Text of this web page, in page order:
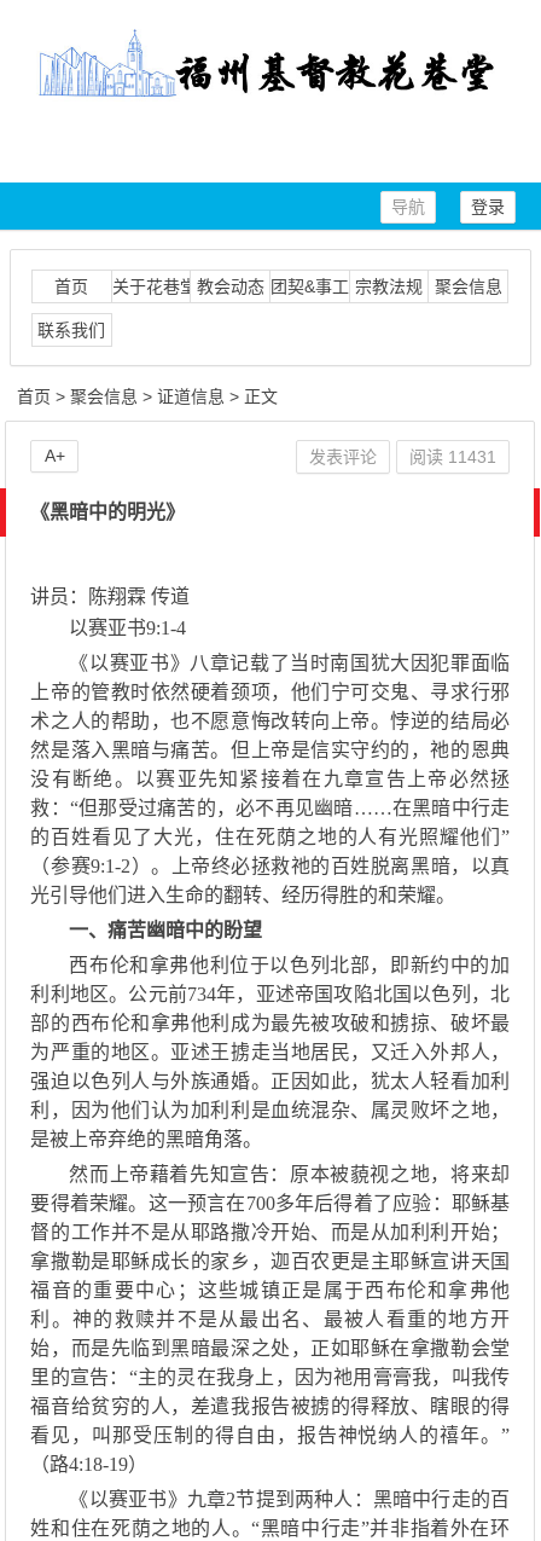
登录
导航
首页 关于花巷堂 教会动态 团契&事工 宗教法规 聚会信息
联系我们
首页 >聚会信息 >证道信息 > 正文
《黑暗中的明光》
讲员：陈翔霖 传道
以赛亚书9:1-4
《以赛亚书》 八章记载了 当时南国犹大 因犯罪面临
上帝的管教时依然硬着颈项，他们 宁可交鬼、 寻求行邪
术之人的帮助，也不愿意悔改转向上帝。悖逆的结局必
然是落入黑暗与痛苦。但 上帝是信实守约的，祂的恩典
没有断绝。 以赛亚先知紧接着在 九章宣告上帝必然拯
救： “但那受过痛苦的，必不再见幽暗……在黑暗中行走
的百姓看见了大光，住在死荫之地的人有光照耀他们”
（参赛9:1-2）。上帝终必拯救祂的百姓脱离黑暗， 以真
光引导他们进入生命的翻转、经历得胜的和荣耀。
一、痛苦幽暗中的盼望
西布伦和拿弗他利位于以色列北部，
即新约中的加
利利地区。公元前734年，亚述帝国攻陷北国以色列，北
部的西布伦和拿弗他利成为最先被攻破和掳掠、破坏最
为严重的地区。 亚述王掳走当地居民， 又迁入外邦人，
强迫以色列人与外族通婚。正因如此，犹太人轻看加利
利，
因为他们认为加利利 是血统混杂、 属灵败坏之地，
是被上帝弃绝的黑暗角落。
然而 上帝藉着先知宣告：原本被藐视之地， 将来却
要得着荣耀。这一预言在700多年后得着了应验 ： 耶稣基
督的工作并不是从耶路撒冷开始、 而是从加利利开始；
拿撒勒是耶稣成长的家乡，迦百农更是主耶稣宣讲天国
福音的重要中心； 这些城镇正是 属于西布伦和拿弗他
利。神的救赎并不是从最出名、最被人看重的地方开
始，而是先临到黑暗最深之处 ， 正如耶稣在拿撒勒会堂
里的宣告： “主的灵在我身上，因为祂用膏膏我，叫我传
福音给贫穷的人，差遣我报告被掳的得释放、瞎眼的得
看见，叫那受压制的得自由，报告神悦纳人的禧年。”
（路4:18-19）
《以赛亚书》 九章2节提到两种人：黑暗中行走的百
姓和住在死荫之地的人。“黑暗中行走”并非指着外在环
发表评论 阅读 11431
A+